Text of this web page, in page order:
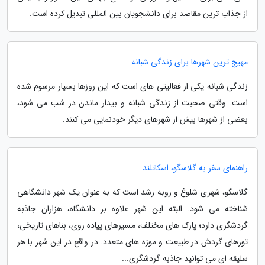
از جذاب ترین مقاصد برای دانشجویان بین المللی تبدیل کرده است.
مهیج ترین شهرها برای زندگی شبانه
زندگی شبانه یکی از فعالیتی های است که این روزها بسیار مرسوم شده
است. وقتی صحبت از زندگی شبانه و بیدار ماندن در شب می شود،
بعضی از شهرها بیش از شهرهای دیگر خودنمایی می کنند.
راهنمای سفر به گلاسگو، اسکاتلند
گلاسگو، شهری شلوغ و روبه رشد است که به عنوان یک شهر دانشگاهی
شناخته می شود. البته این شهر علاوه بر دانشگاه، هزاران جاذبه
گردشگری دارد؛ پارک های مختلف، مسیرهای پیاده روی، بناهای تاریخی،
تورهای گردش در طبیعت و موزه های متعدد. در واقع در این شهر با هر
سلیقه ای می توانید جاذبه گردشگری...